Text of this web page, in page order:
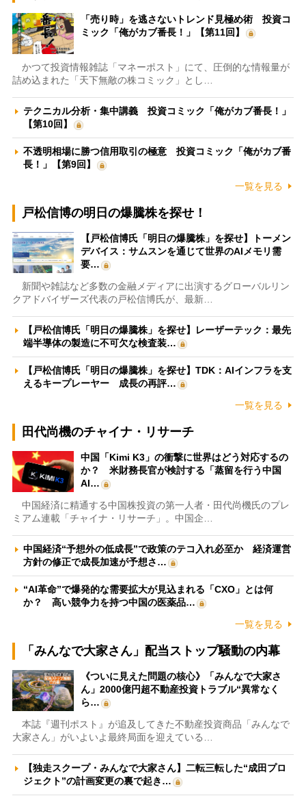
「売り時」を逃さないトレンド見極め術 投資コ
ミック「俺がカブ番長！」【第11回】
かつて投資情報雑誌「マネーポスト」にて、圧倒的な情報量が
詰め込まれた「天下無敵の株コミック」とし…
テクニカル分析・集中講義 投資コミック「俺がカブ番長！」
【第10回】
不透明相場に勝つ信用取引の極意 投資コミック「俺がカブ番
長！」【第9回】
一覧を見る
戸松信博の明日の爆騰株を探せ！
【戸松信博氏「明日の爆騰株」を探せ】トーメン
デバイス：サムスンを通じて世界のAIメモリ需
要…
新聞や雑誌など多数の金融メディアに出演するグローバルリン
クアドバイザーズ代表の戸松信博氏が、最新…
【戸松信博氏「明日の爆騰株」を探せ】レーザーテック：最先
端半導体の製造に不可欠な検査装…
【戸松信博氏「明日の爆騰株」を探せ】TDK：AIインフラを支
えるキープレーヤー 成長の再評…
一覧を見る
田代尚機のチャイナ・リサーチ
中国「Kimi K3」の衝撃に世界はどう対応するの
か？ 米財務長官が検討する「蒸留を行う中国
AI…
中国経済に精通する中国株投資の第一人者・田代尚機氏のプレ
ミアム連載「チャイナ・リサーチ」。中国企…
中国経済“予想外の低成長”で政策のテコ入れ必至か 経済運営
方針の修正で成長加速が予想さ…
“AI革命”で爆発的な需要拡大が見込まれる「CXO」とは何
か？ 高い競争力を持つ中国の医薬品…
一覧を見る
「みんなで大家さん」配当ストップ騒動の内幕
《ついに見えた問題の核心》「みんなで大家さ
ん」2000億円超不動産投資トラブル“異常なく
ら…
本誌『週刊ポスト』が追及してきた不動産投資商品「みんなで
大家さん」がいよいよ最終局面を迎えている…
【独走スクープ・みんなで大家さん】二転三転した“成田プロ
ジェクト”の計画変更の裏で起き…